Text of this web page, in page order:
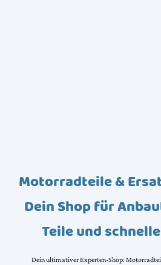
Motorradteile &
Dein Shop für
Teile und
Dein ultimativer Experten-Shop: